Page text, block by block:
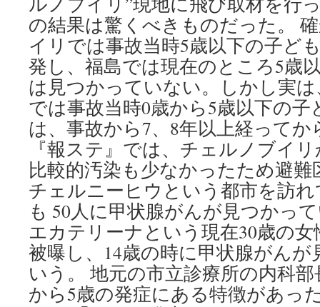
の結果は驚くべきものだった。
イリでは事故当時5歳以下の子ど
発し、福島では現在のところ5歳
は見つかっていない。しかし実
では事故当時0歳から5歳以下の
は、事故から7、8年以上経って
『報ステ』では、チェルノブイ
比較的汚染も少なかったため避
チェルニーヒウという都市を訪
も 50人に甲状腺がんが見つかっ
エカテリーナという現在30歳の
被曝し、14歳の時に甲状腺がん
いう。 地元の市立診療所の内科
から5歳の発症にある特徴があっ